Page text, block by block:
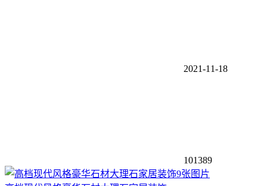
2021-11-18
101389
9张图片